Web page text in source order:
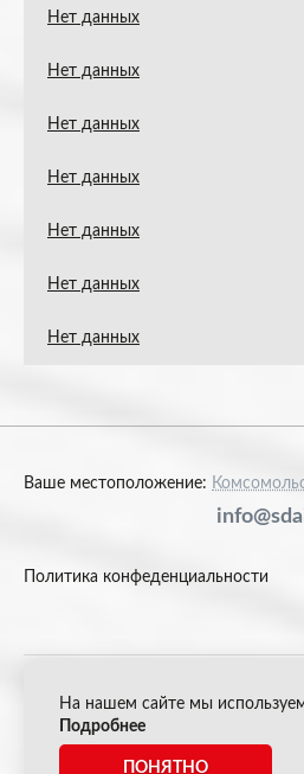
Нет данных
Нет данных
Нет данных
Нет данных
Нет данных
Нет данных
Нет данных
Ваше местоположение:
Политика конфеденциальности
© 2026 Акрон Скрап
На нашем сайте мы
Подробнее
ПОНЯТНО